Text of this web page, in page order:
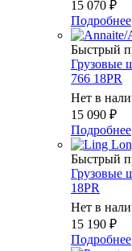
15 070 ₽
Подробнее
Быстрый
Грузовые
766 18PR
Нет в
15 090 ₽
Подробнее
Быстрый
Грузовые
18PR
Нет в
15 190 ₽
Подробнее